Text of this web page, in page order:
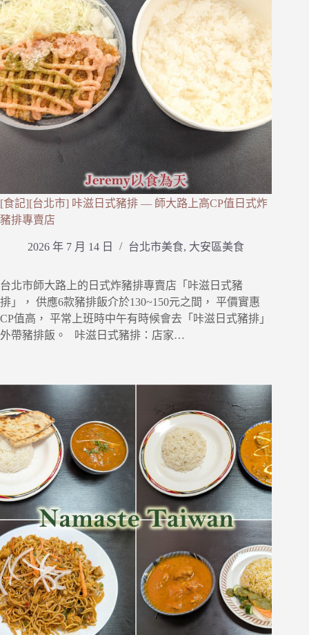
[食記][台北市] 咔滋日式豬排 — 師大路上高CP值日式炸
豬排專賣店
2026 年 7 月 14 日 台北市美食, 大安區美食
台北市師大路上的日式炸豬排專賣店「咔滋日式豬
排」， 供應6款豬排飯介於130~150元之間， 平價實惠
CP值高， 平常上班時中午有時候會去「咔滋日式豬排」
外帶豬排飯。 咔滋日式豬排：店家…